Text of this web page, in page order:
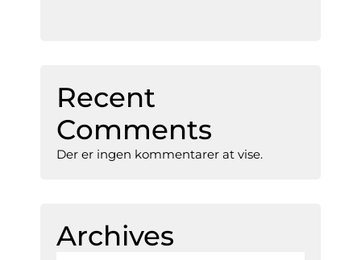
Recent
Comments
Der er ingen kommentarer at vise.
Archives